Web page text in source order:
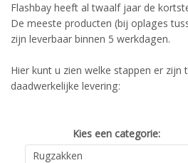
Flashbay heeft al twaalf jaar de
De meeste producten (bij oplages
zijn leverbaar binnen 5 werkdagen.
Hier kunt u zien welke stappen er zijn
daadwerkelijke levering:
Kies een categorie: